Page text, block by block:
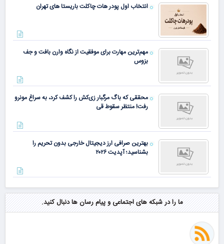
انتخاب اول پودر هات چاکلت باریستا های تهران
مهم‌ترین مهارت برای موفقیت از نگاه وارن بافت و جف
بزوس
محققی که باگ مرگبار زی‌کش را کشف کرد، به سراغ مونرو
رفت! منتظر سقوط قی
بهترین صرافی ارز دیجیتال خارجی بدون تحریم را
بشناسید؛ آپدیت ۲۰۲۶
ما را در شبکه های اجتماعی و پیام رسان ها دنبال کنید.